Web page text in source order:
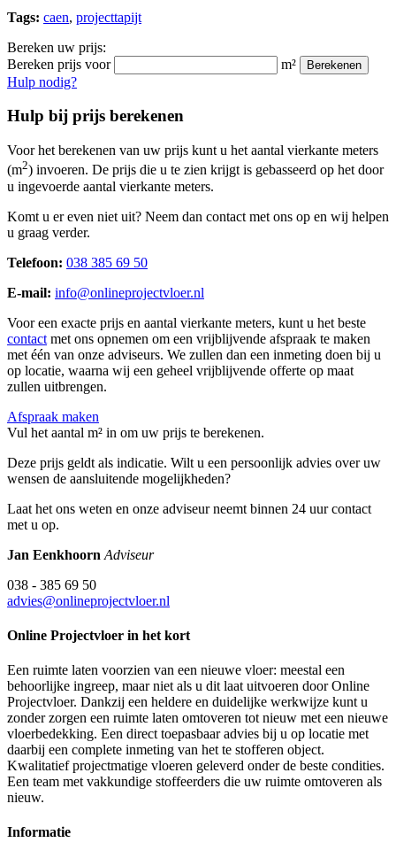
Tags: caen, projecttapijt
Bereken uw prijs:
Bereken prijs voor
m² Berekenen
Hulp nodig?
Hulp bij prijs berekenen
Voor het berekenen van uw prijs kunt u het aantal vierkante meters
(m2) invoeren. De prijs die u te zien krijgt is gebasseerd op het door
u ingevoerde aantal vierkante meters.
Komt u er even niet uit? Neem dan contact met ons op en wij helpen
u graag verder.
Telefoon: 038 385 69 50
E-mail: info@onlineprojectvloer.nl
Voor een exacte prijs en aantal vierkante meters, kunt u het beste
contact met ons opnemen om een vrijblijvende afspraak te maken
met één van onze adviseurs. We zullen dan een inmeting doen bij u
op locatie, waarna wij een geheel vrijblijvende offerte op maat
zullen uitbrengen.
Afspraak maken
Vul het aantal m² in om uw prijs te berekenen.
Deze prijs geldt als indicatie. Wilt u een persoonlijk advies over uw
wensen de aansluitende mogelijkheden?
Laat het ons weten en onze adviseur neemt binnen 24 uur contact
met u op.
Jan Eenkhoorn Adviseur
038 - 385 69 50
advies@onlineprojectvloer.nl
Online Projectvloer in het kort
Een ruimte laten voorzien van een nieuwe vloer: meestal een
behoorlijke ingreep, maar niet als u dit laat uitvoeren door Online
Projectvloer. Dankzij een heldere en duidelijke werkwijze kunt u
zonder zorgen een ruimte laten omtoveren tot nieuw met een nieuwe
vloerbedekking. Een direct toepasbaar advies bij u op locatie met
daarbij een complete inmeting van het te stofferen object.
Kwalitatief projectmatige vloeren geleverd onder de beste condities.
Een team met vakkundige stoffeerders die uw ruimte omtoveren als
nieuw.
Informatie